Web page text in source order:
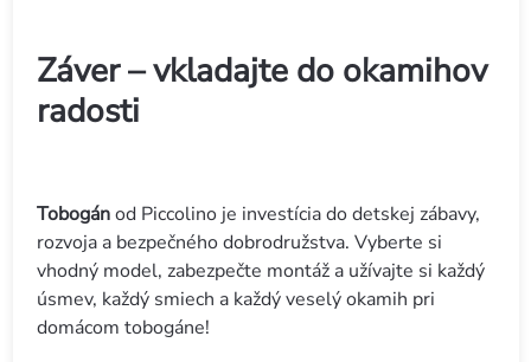
Záver – vkladajte do okamihov
radosti
Tobogánod Piccolino je investícia do detskej zábavy,
rozvoja a bezpečného dobrodružstva. Vyberte si
vhodný model, zabezpečte montáž a užívajte si každý
úsmev, každý smiech a každý veselý okamih pri
domácom tobogáne!